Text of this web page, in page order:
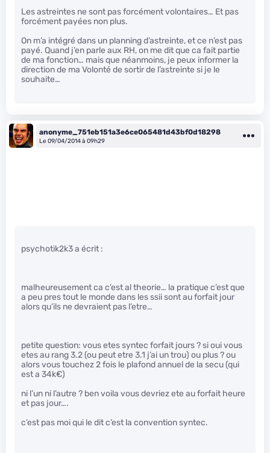
Les astreintes ne sont pas forcément volontaires… Et pas
forcément payées non plus.
On m’a intégré dans un planning d’astreinte, et ce n’est pas
payé. Quand j’en parle aux RH, on me dit que ca fait partie
de ma fonction… mais que néanmoins, je peux informer la
direction de ma Volonté de sortir de l’astreinte si je le
souhaite…
anonyme_751eb151a3e6ce065481d43bf0d18298
Le 09/04/2014 à 09h29
psychotik2k3 a écrit :
malheureusement ca c’est al theorie… la pratique c’est que
a peu pres tout le monde dans les ssii sont au forfait jour
alors qu’ils ne devraient pas l’etre…
petite question: vous etes syntec forfait jours ? si oui vous
etes au rang 3.2 (ou peut etre 3.1 j’ai un trou) ou plus ? ou
alors vous touchez 2 fois le plafond annuel de la secu (qui
est a 34k€)
ni l’un ni l’autre ? ben voila vous devriez ete au forfait heure
et pas jour….
c’est pas moi qui le dit c’est la convention syntec.